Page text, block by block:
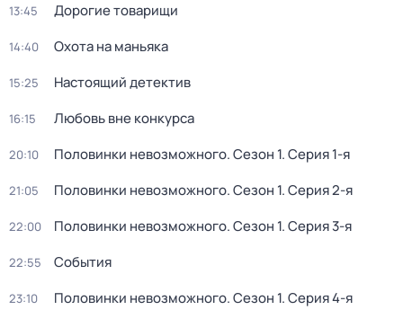
13:45 Дорогие товарищи
14:40 Охота на маньяка
15:25 Настоящий детектив
16:15 Любовь вне конкурса
20:10 Половинки невозможного. Сезон 1. Серия 1-я
21:05 Половинки невозможного. Сезон 1. Серия 2-я
22:00 Половинки невозможного. Сезон 1. Серия 3-я
22:55 События
23:10 Половинки невозможного. Сезон 1. Серия 4-я